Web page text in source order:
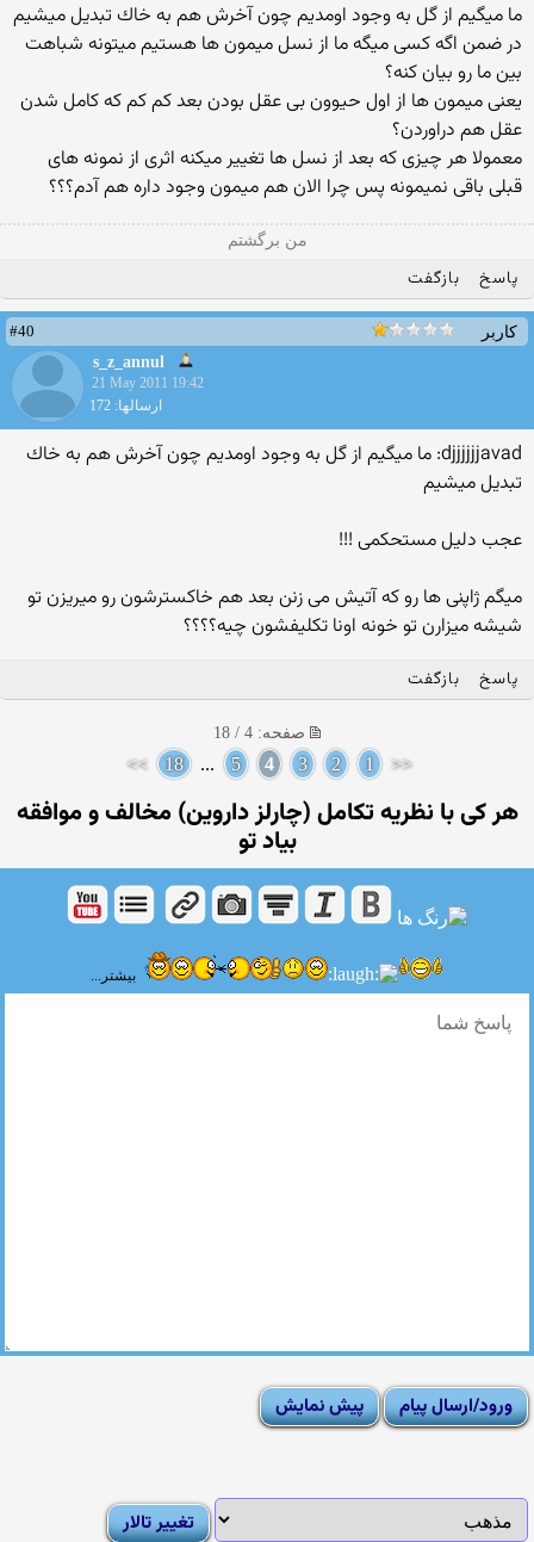
ما میگیم از گل به وجود اومدیم چون آخرش هم به خاك تبدیل میشیم
در ضمن اگه كسی میگه ما از نسل میمون ها هستیم میتونه شباهت
بین ما رو بیان كنه؟
یعنی میمون ها از اول حیوون بی عقل بودن بعد كم كم كه كامل شدن
عقل هم دراوردن؟
معمولا هر چیزی كه بعد از نسل ها تغییر میكنه اثری از نمونه های
قبلی باقی نمیمونه پس چرا الان هم میمون وجود داره هم آدم؟؟؟
من برگشتم
پاسخ بازگفت
کاربر
#40
s_z_annul
21 May 2011 19:42
ارسالها: 172
djjjjjjavad: ما میگیم از گل به وجود اومدیم چون آخرش هم به خاك
تبدیل میشیم
عجب دلیل مستحكمی !!!
میگم ژاپنی ها رو كه آتیش می زنن بعد هم خاكسترشون رو میریزن تو
شیشه میزارن تو خونه اونا تكلیفشون چیه؟؟؟؟
پاسخ بازگفت
صفحه: 4 / 18
<<
1
2
3
4
5
...
18
>>
هر كی با نظریه تكامل (چارلز داروین) مخالف و موافقه
بیاد تو
بیشتر...